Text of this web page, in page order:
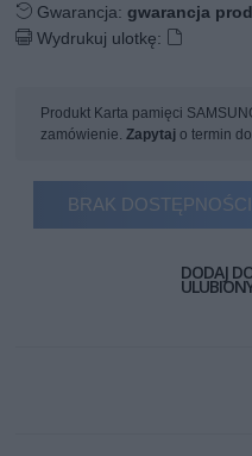
Gwarancja:gwarancja
Wydrukuj ulotkę:
Produkt Karta pamięci
zamówienie.Zapytaj o termin
BRAK DOSTĘPNOŚCI
DODAJ